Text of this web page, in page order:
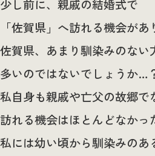
少し前に、親戚の結婚式で
「佐賀県」へ訪れる機会があ
佐賀県、あまり馴染みのない
多いのではないでしょうか…
私自身も親戚や亡父の故郷で
訪れる機会はほとんどなかっ
私には幼い頃から馴染みのあ